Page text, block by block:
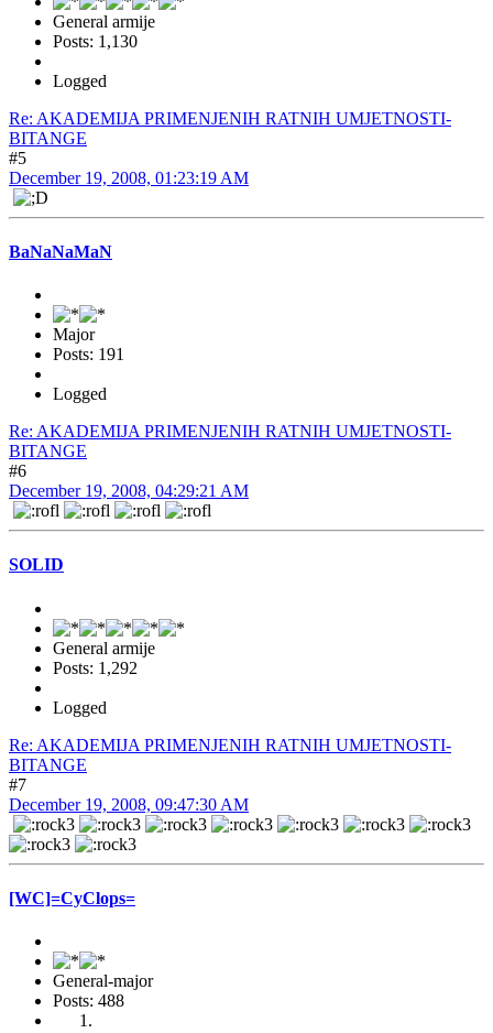
General armije
Posts: 1,130
Logged
Re: AKADEMIJA PRIMENJENIH RATNIH UMJETNOSTI-
BITANGE
#5
December 19, 2008, 01:23:19 AM
BaNaNaMaN
Major
Posts: 191
Logged
Re: AKADEMIJA PRIMENJENIH RATNIH UMJETNOSTI-
BITANGE
#6
December 19, 2008, 04:29:21 AM
SOLID
General armije
Posts: 1,292
Logged
Re: AKADEMIJA PRIMENJENIH RATNIH UMJETNOSTI-
BITANGE
#7
December 19, 2008, 09:47:30 AM
[WC]=CyClops=
General-major
Posts: 488